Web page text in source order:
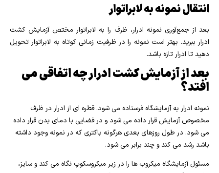
انتقال نمونه به لابراتوار
بعد از جمع‌آوری نمونه ادرار، ظرف را به لابراتوار مختص آزمایش کشت
ادرار ببرید. بهتر است نمونه را در ظرفیت زمانی کوتاه به لابراتوار تحویل
دهید تا ادرار تازه باشد.
بعد از آزمایش کشت ادرار چه اتفاقی می
افتد؟
نمونه ادرار به آزمایشگاه فرستاده می شود. قطره ای از ادرار در ظرف
مخصوص آزمایش قرار داده می شود و در فضایی با دمای بدن قرار داده
می شود. در طول روزهای بعدی هرگونه باکتری که در نمونه وجود داشته
باشد رشد می کند و چند برابر می شود.
مسئول آزمایشگاه میکروب ها را در زیر میکروسکوپ نگاه می کند و سایز،